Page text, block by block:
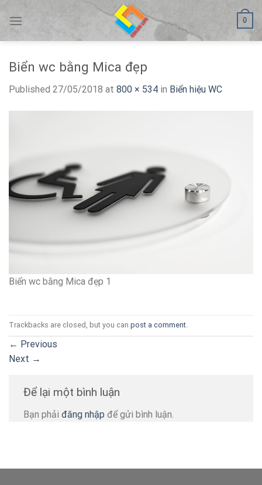
0
Biển wc bằng Mica đẹp
Published 27/05/2018 at 800 × 534 in Biển hiệu WC
Biển wc bằng Mica đẹp 1
Trackbacks are closed, but you can post a comment.
← Previous
Next →
Để lại một bình luận
Bạn phải đăng nhập để gửi bình luận.